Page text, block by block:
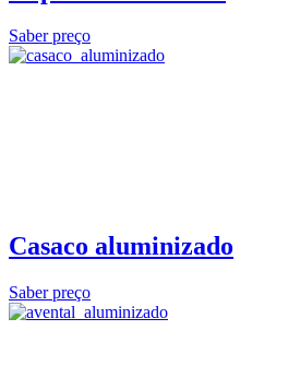
Saber preço
Casaco aluminizado
Saber preço